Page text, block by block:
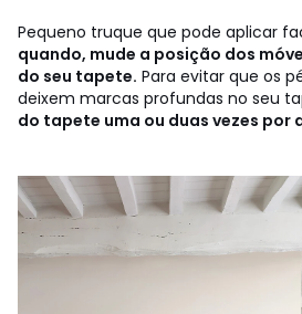
Pequeno truque que pode aplicar
quando, mude a posição dos
do seu tapete. Para evitar que os
deixem marcas profundas no seu
do tapete uma ou duas vezes por